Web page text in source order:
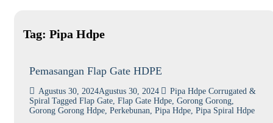
Tag: Pipa Hdpe
Pemasangan Flap Gate HDPE
Agustus 30, 2024Agustus 30, 2024
Pipa Hdpe Corrugated &
Spiral Tagged Flap Gate Flap Gate Hdpe Gorong Gorong
Gorong Gorong Hdpe Perkebunan Pipa Hdpe Pipa Spiral Hdpe